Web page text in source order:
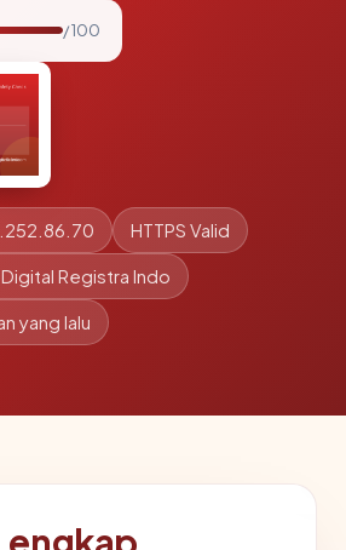
/ 100
HTTPS Valid
Digital Registra Indo
yang lalu